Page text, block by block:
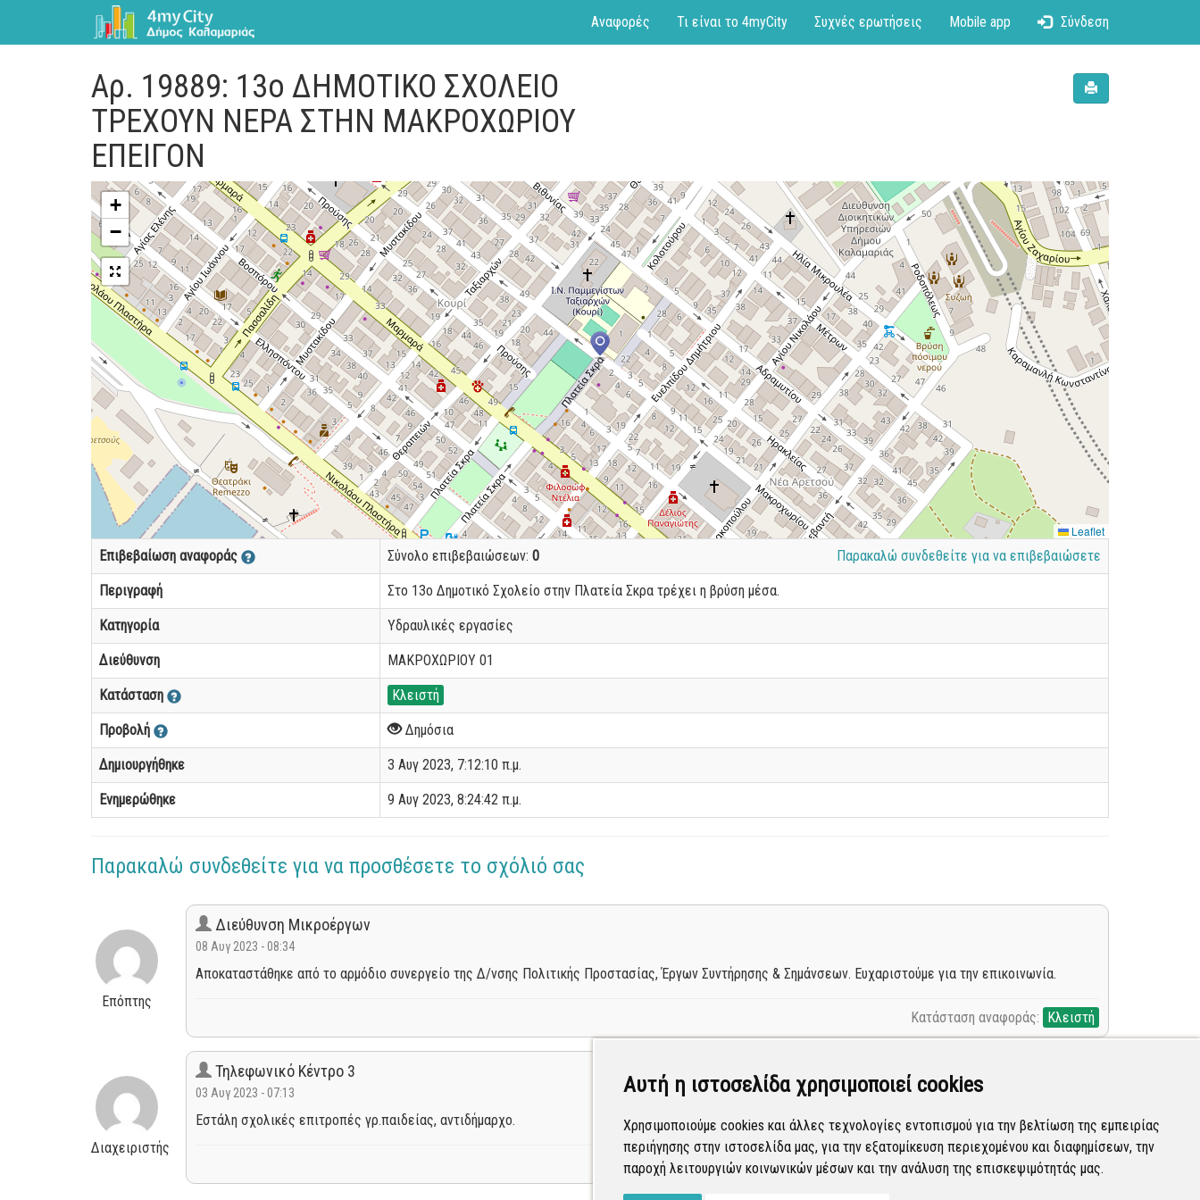
Αυτή η ιστοσελίδα χρησιμοποιεί cookies
Χρησιμοποιούμε cookies και άλλες τεχνολογίες εντοπισμού για την βελτίωση της εμπειρίας
περιήγησης στην ιστοσελίδα μας, για την εξατομίκευση περιεχομένου και διαφημίσεων, την
παροχή λειτουργιών κοινωνικών μέσων και την ανάλυση της επισκεψιμότητάς μας.
Αναφορές Τι είναι το 4myCity Συχνές ερωτήσεις Mobile app Σύνδεση
Αρ. 19889: 13ο ΔΗΜΟΤΙΚΟ ΣΧΟΛΕΙΟ
ΤΡΕΧΟΥΝ ΝΕΡΑ ΣΤΗΝ ΜΑΚΡΟΧΩΡΙΟΥ
ΕΠΕΙΓΟΝ
+
−
Leaflet
Επιβεβαίωση αναφοράς Σύνολο επιβεβαιώσεων: 0 Παρακαλώ συνδεθείτε για να επιβεβαιώσετε
Περιγραφή Στο 13ο Δημοτικό Σχολείο στην Πλατεία Σκρα τρέχει η βρύση μέσα.
Κατηγορία Υδραυλικές εργασίες
Διεύθυνση ΜΑΚΡΟΧΩΡΙΟΥ 01
Κατάσταση Κλειστή
Προβολή Δημόσια
Δημιουργήθηκε 3 Αυγ 2023, 7:12:10 π.μ.
Ενημερώθηκε 9 Αυγ 2023, 8:24:42 π.μ.
Παρακαλώ συνδεθείτε για να προσθέσετε το σχόλιό σας
Επόπτης
Διεύθυνση Μικροέργων
08 Αυγ 2023 - 08:34
Αποκαταστάθηκε από το αρμόδιο συνεργείο της Δ/νσης Πολιτικής Προστασίας, Έργων Συντήρησης & Σημάνσεων. Ευχαριστούμε για την επικοινωνία.
Κατάσταση αναφοράς: Κλειστή
Διαχειριστής
Τηλεφωνικό Κέντρο 3
03 Αυγ 2023 - 07:13
Εστάλη σχολικές επιτροπές γρ.παιδείας, αντιδήμαρχο.
Κατάσταση αναφοράς: Νέα